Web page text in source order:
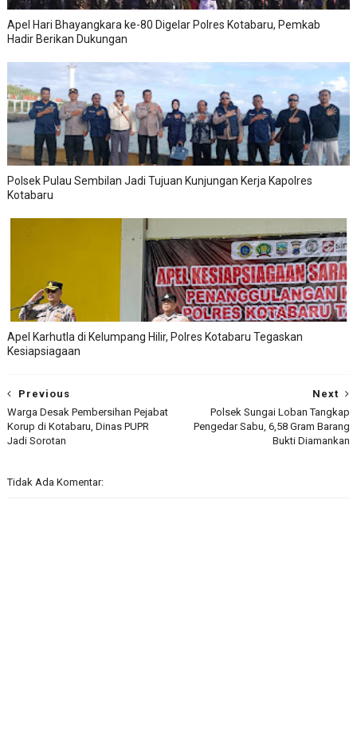
Apel Hari Bhayangkara ke-80 Digelar Polres Kotabaru, Pemkab
Hadir Berikan Dukungan
Polsek Pulau Sembilan Jadi Tujuan Kunjungan Kerja Kapolres
Kotabaru
Apel Karhutla di Kelumpang Hilir, Polres Kotabaru Tegaskan
Kesiapsiagaan
Next
Polsek Sungai Loban Tangkap
Pengedar Sabu, 6,58 Gram Barang
Bukti Diamankan
Previous
Warga Desak Pembersihan Pejabat
Korup di Kotabaru, Dinas PUPR
Jadi Sorotan
Tidak Ada Komentar: